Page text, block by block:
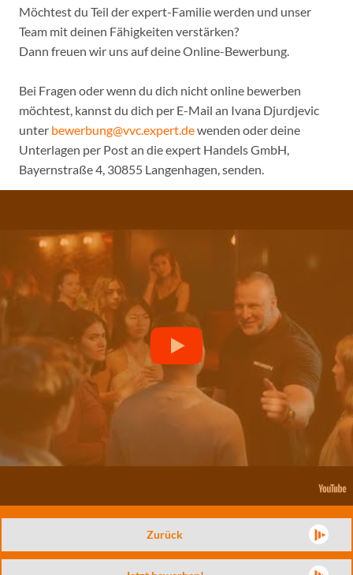
Möchtest du Teil der expert-Familie werden und unser
Team mit deinen Fähigkeiten verstärken?
Dann freuen wir uns auf deine Online-Bewerbung.
Bei Fragen oder wenn du dich nicht online bewerben
möchtest, kannst du dich per E-Mail an Ivana Djurdjevic
unter bewerbung@vvc.expert.dewenden oder deine
Unterlagen per Post an die expert Handels GmbH,
Bayernstraße 4, 30855 Langenhagen, senden.
Zurück